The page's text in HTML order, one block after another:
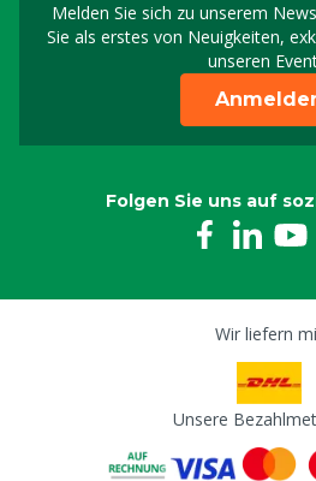
Melden Sie sich zu unserem
Sie als erstes von Neuigkeiten,
unseren
Folgen Sie uns auf
Wir liefern
Unsere